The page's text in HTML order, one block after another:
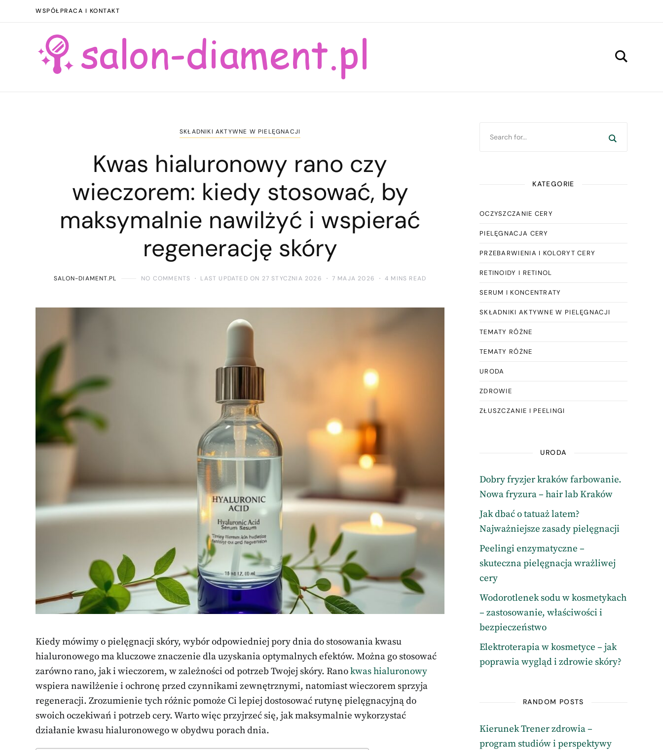
WSPÓŁPRACA I KONTAKT
SKŁADNIKI AKTYWNE W PIELĘGNACJI
Kwas hialuronowy rano czy
wieczorem: kiedy stosować, by
maksymalnie nawilżyć i wspierać
regenerację skóry
SALON-DIAMENT.PL NO COMMENTS LAST UPDATED ON 27 STYCZNIA 2026 7 MAJA 2026 4 MINS READ
Kiedy mówimy o pielęgnacji skóry, wybór odpowiedniej pory dnia do stosowania kwasu
hialuronowego ma kluczowe znaczenie dla uzyskania optymalnych efektów. Można go stosować
zarówno rano, jak i wieczorem, w zależności od potrzeb Twojej skóry. Ranokwas hialuronowy
wspiera nawilżenie i ochronę przed czynnikami zewnętrznymi, natomiast wieczorem sprzyja
regeneracji. Zrozumienie tych różnic pomoże Ci lepiej dostosować rutynę pielęgnacyjną do
swoich oczekiwań i potrzeb cery. Warto więc przyjrzeć się, jak maksymalnie wykorzystać
działanie kwasu hialuronowego w obydwu porach dnia.
KATEGORIE
OCZYSZCZANIE CERY
PIELĘGNACJA CERY
PRZEBARWIENIA I KOLORYT CERY
RETINOIDY I RETINOL
SERUM I KONCENTRATY
SKŁADNIKI AKTYWNE W PIELĘGNACJI
TEMATY RÓŻNE
TEMATY RÓŻNE
URODA
ZDROWIE
ZŁUSZCZANIE I PEELINGI
URODA
Dobry fryzjer kraków farbowanie.
Nowa fryzura – hair lab Kraków
Jak dbać o tatuaż latem?
Najważniejsze zasady pielęgnacji
Peelingi enzymatyczne –
skuteczna pielęgnacja wrażliwej
cery
Wodorotlenek sodu w kosmetykach
– zastosowanie, właściwości i
bezpieczeństwo
Elektroterapia w kosmetyce – jak
poprawia wygląd i zdrowie skóry?
RANDOM POSTS
Kierunek Trener zdrowia –
program studiów i perspektywy